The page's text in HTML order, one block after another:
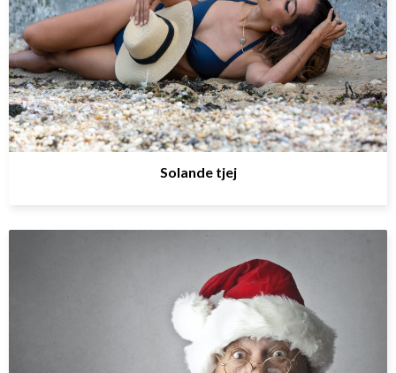
Solande tjej